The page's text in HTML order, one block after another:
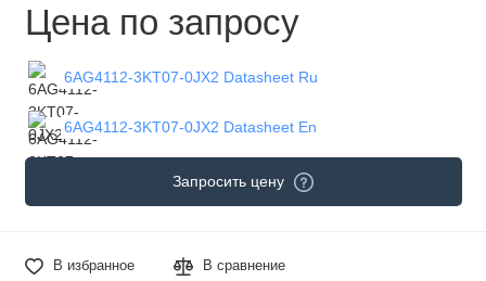
Цена по запросу
6AG4112-3KT07-0JX2 Datasheet Ru
6AG4112-3KT07-0JX2 Datasheet En
Запросить цену
В избранное В сравнение